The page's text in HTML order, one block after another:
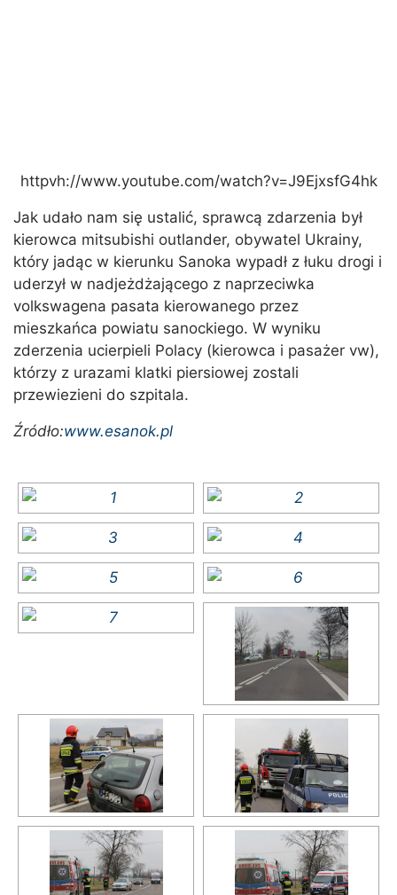
httpvh://www.youtube.com/watch?v=J9EjxsfG4hk
Jak udało nam się ustalić, sprawcą zdarzenia był
kierowca mitsubishi outlander, obywatel Ukrainy,
który jadąc w kierunku Sanoka wypadł z łuku drogi i
uderzył w nadjeżdżającego z naprzeciwka
volkswagena pasata kierowanego przez
mieszkańca powiatu sanockiego. W wyniku
zderzenia ucierpieli Polacy (kierowca i pasażer vw),
którzy z urazami klatki piersiowej zostali
przewiezieni do szpitala.
Źródło:www.esanok.pl